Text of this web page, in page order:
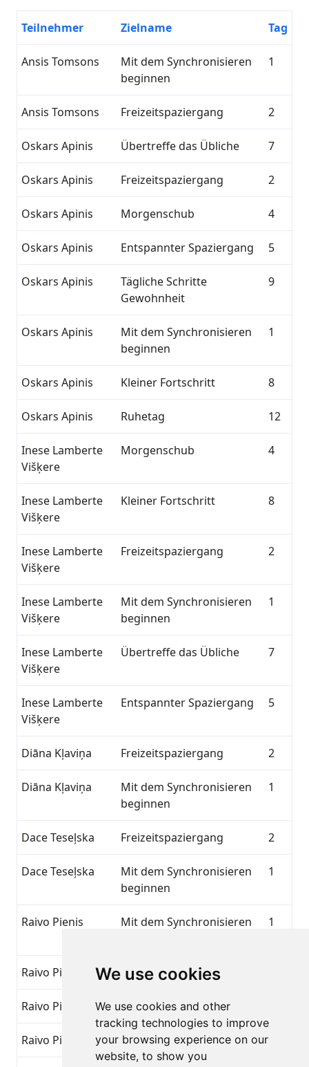
We use cookies
We use cookies and other
tracking technologies to improve
your browsing experience on our
website, to show you
Teilnehmer Zielname Tag
Ansis Tomsons
Mit dem Synchronisieren
beginnen
1
Ansis Tomsons Freizeitspaziergang 2
Oskars Apinis Übertreffe das Übliche 7
Oskars Apinis Freizeitspaziergang 2
Oskars Apinis Morgenschub 4
Oskars Apinis Entspannter Spaziergang 5
Oskars Apinis
Tägliche Schritte
Gewohnheit
9
Oskars Apinis
Mit dem Synchronisieren
beginnen
1
Oskars Apinis Kleiner Fortschritt 8
Oskars Apinis Ruhetag 12
Inese Lamberte
Višķere
Morgenschub 4
Inese Lamberte
Višķere
Kleiner Fortschritt 8
Inese Lamberte
Višķere
Freizeitspaziergang 2
Inese Lamberte
Višķere
Mit dem Synchronisieren
beginnen
1
Inese Lamberte
Višķere
Übertreffe das Übliche 7
Inese Lamberte
Višķere
Entspannter Spaziergang 5
Diāna Kļaviņa Freizeitspaziergang 2
Diāna Kļaviņa
Mit dem Synchronisieren
beginnen
1
Dace Teseļska Freizeitspaziergang 2
Dace Teseļska
Mit dem Synchronisieren
beginnen
1
Raivo Pienis
Mit dem Synchronisieren
1
Raivo Pienis Kleiner Fortschritt
Raivo Pienis Übertreffe das Übliche
Raivo Pienis Freizeitspaziergang